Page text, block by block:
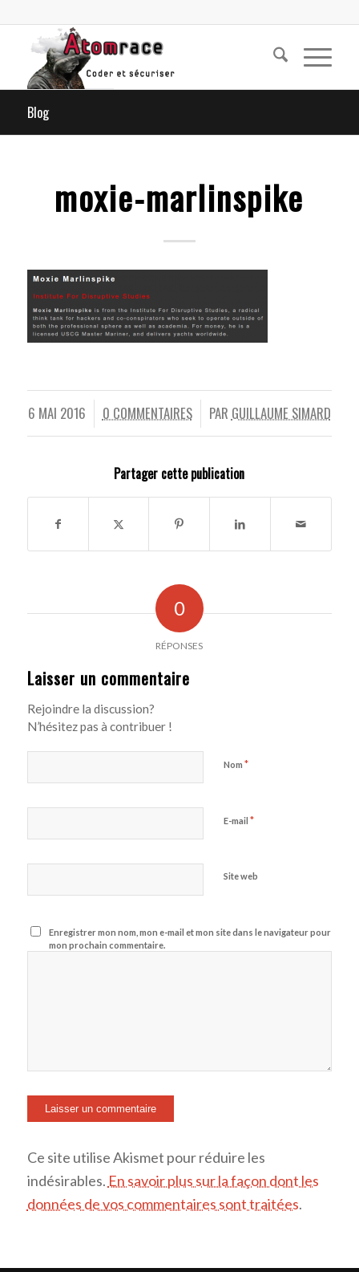
Blog
moxie-marlinspike
6 MAI 2016
/ 0 COMMENTAIRES
/ PAR GUILLAUME SIMARD
Partager cette publication
0
RÉPONSES
Laisser un commentaire
Rejoindre la discussion?
N’hésitez pas à contribuer !
Nom *
E-mail *
Site web
Enregistrer mon nom, mon e-mail et mon site dans le navigateur pour
mon prochain commentaire.
Ce site utilise Akismet pour réduire les
indésirables. En savoir plus sur la façon dont les
données de vos commentaires sont traitées.